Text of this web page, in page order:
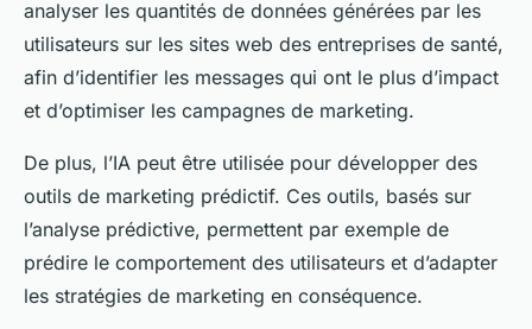
analyser les quantités de données générées par les
utilisateurs sur les sites web des entreprises de santé,
afin d’identifier les messages qui ont le plus d’impact
et d’optimiser les campagnes de marketing.
De plus, l’IA peut être utilisée pour développer des
outils de marketing prédictif. Ces outils, basés sur
l’analyse prédictive, permettent par exemple de
prédire le comportement des utilisateurs et d’adapter
les stratégies de marketing en conséquence.